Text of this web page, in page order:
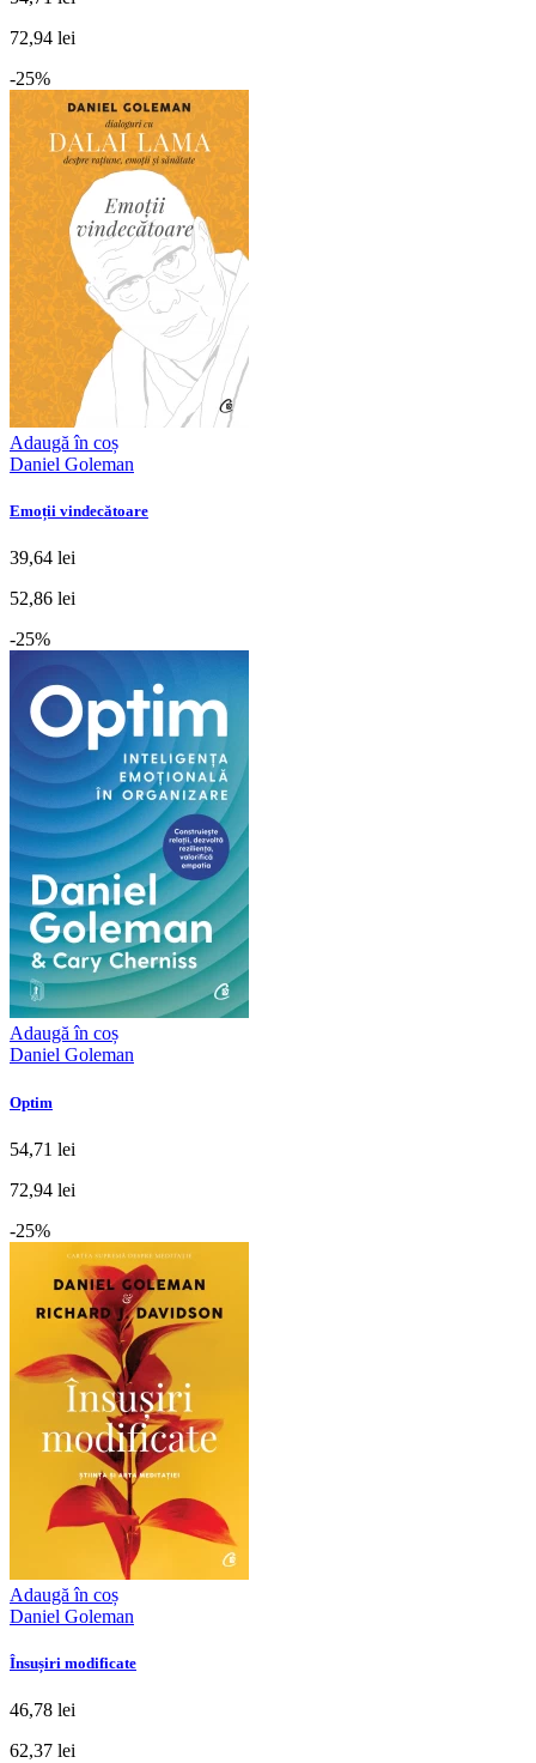
72,94 lei
-25%
Adaugă în coș
Daniel Goleman
Emoții vindecătoare
39,64 lei
52,86 lei
-25%
Adaugă în coș
Daniel Goleman
Optim
54,71 lei
72,94 lei
-25%
Adaugă în coș
Daniel Goleman
Însușiri modificate
46,78 lei
62,37 lei